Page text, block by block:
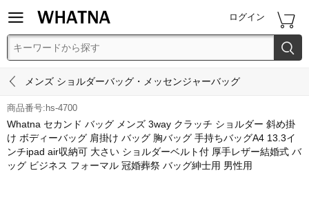
 ログイン 

 メンズ ショルダーバッグ・メッセンジャーバッグ
商品番号:hs-4700
Whatna セカンド バッグ メンズ 3way クラッチ ショルダー 斜め掛
け ボディーバッグ 肩掛け バッグ 胸バッグ 手持ちバッグA4 13.3イ
ンチipad air収納可 大さい ショルダーベルト付 厚手レザー結婚式 バ
ッグ ビジネス フォーマル 冠婚葬祭 バッグ紳士用 男性用